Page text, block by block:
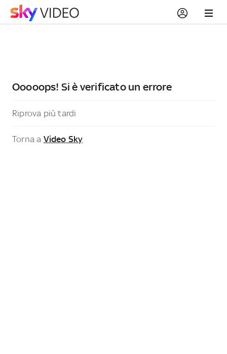
Ooooops! Si è verificato un errore
Riprova più tardi
Torna a Video Sky